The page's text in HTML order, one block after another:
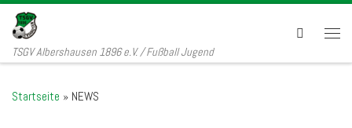
Zum Inhalt springen
TSGV Albershausen 1896 e.V. / Fußball Jugend
Search
Startseite » NEWS